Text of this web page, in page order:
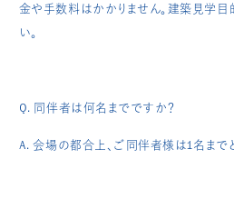
金や手数料はかかりません。建築見学
い。
Q. 同伴者は何名までですか？
A. 会場の都合上、ご同伴者様は1名まで